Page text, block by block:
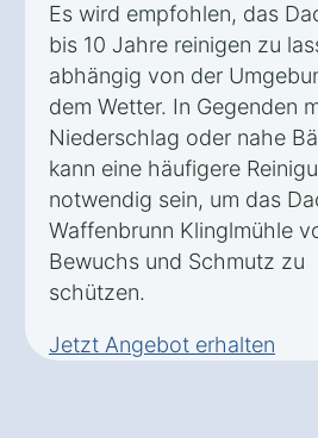
Es wird empfohlen, das
bis 10 Jahre reinigen zu
abhängig von der
dem Wetter. In Gegenden
Niederschlag oder nahe
kann eine häufigere
notwendig sein, um das
Waffenbrunn Klinglmühle
Bewuchs und Schmutz zu
schützen.
Jetzt Angebot erhalten